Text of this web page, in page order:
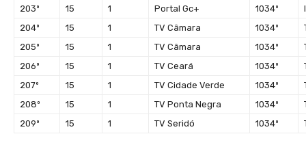
203º
15 1 Portal Gc+ 1034º
204º
15 1 TV Câmara 1034º
205º
15 1 TV Câmara 1034º
206º
15 1 TV Ceará 1034º
207º
15 1 TV Cidade Verde 1034º
208º
15 1 TV Ponta Negra 1034º
209º
15 1 TV Seridó 1034º